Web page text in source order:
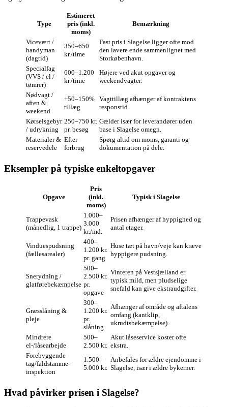
Type
Estimeret
pris (inkl.
moms)
Bemærkning
Vicevært /
handyman
(dagtid)
350–650
kr./time
Fast pris i Slagelse ligger ofte mod
den lavere ende sammenlignet med
Storkøbenhavn.
Specialfag
(VVS / el /
tømrer)
600–1.200
kr./time
Højere ved akut opgaver og
weekendvagter.
Nødvagt /
aften &
weekend
+50–150%
tillæg
Vagttillæg afhænger af kontraktens
responstid.
Kørselsgebyr
/ udrykning
250–750 kr.
pr. besøg
Gælder især for leverandører uden
base i Slagelse omegn.
Materialer &
reservedele
Efter
forbrug
Spørg altid om moms, garanti og
dokumentation på dele.
Eksempler på typiske enkeltopgaver
Opgave
Pris
(inkl.
moms)
Typisk i Slagelse
Trappevask
(månedlig, 1 trappe)
1.000–
3.000
kr./md.
Prisen afhænger af hyppighed og
antal etager.
Vinduespudsning
(fællesarealer)
400–
1.200 kr.
pr. gang
Huse tæt på havn/veje kan kræve
hyppigere pudsning.
Snerydning /
glatførebekæmpelse
500–
2.500 kr.
pr.
opgave
Vinteren på Vestsjælland er
typisk mild, men pludselige
snefald kan give ekstraudgifter.
Græsslåning &
pleje
300–
1.200 kr.
pr.
slåning
Afhænger af område og aftalens
omfang (kantklip,
ukrudtsbekæmpelse).
Mindrere
el-/låsearbejde
500–
2.500 kr.
Akut låseservice koster ofte
ekstra.
Forebyggende
tag/faldstamme-
inspektion
1.500–
5.000 kr.
Anbefales for ældre ejendomme i
Slagelse, især i ældre bykerner.
Hvad påvirker prisen i Slagelse?